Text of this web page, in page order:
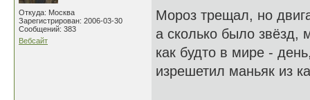
Откуда: Москва
Зарегистрирован: 2006-03-30
Сообщений: 383
Вебсайт
Мороз трещал, но
а сколько было
как будто в мире -
изрешетил маньяк из